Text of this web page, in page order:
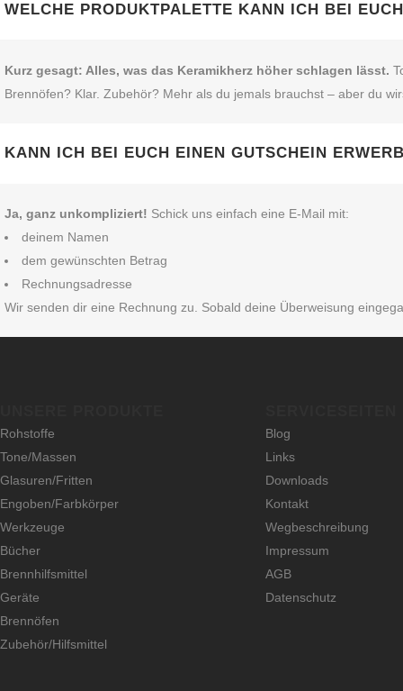
WELCHE PRODUKTPALETTE KANN ICH BEI
Kurz gesagt: Alles, was das Keramikherz höher schlagen lässt.
Brennöfen? Klar. Zubehör? Mehr als du jemals brauchst – aber du
KANN ICH BEI EUCH EINEN GUTSCHEIN
Ja, ganz unkompliziert! Schick uns einfach eine E‑Mail mit:
deinem Namen
dem gewünschten Betrag
Rechnungsadresse
Wir senden dir eine Rechnung zu. Sobald deine Überweisung
Rohstoffe
Tone/Massen
Glasuren/Fritten
Engoben/Farbkörper
Werkzeuge
Bücher
Brennhilfsmittel
Geräte
Brennöfen
Zubehör/Hilfsmittel
Blog
Links
Downloads
Kontakt
Wegbeschreibung
Impressum
AGB
Datenschutz